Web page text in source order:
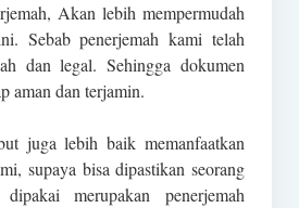
Akan lebih mempermudah
Sebab penerjemah kami telah
dan legal. Sehingga dokumen
aman dan terjamin.
juga lebih baik memanfaatkan
supaya bisa dipastikan seorang
merupakan penerjemah